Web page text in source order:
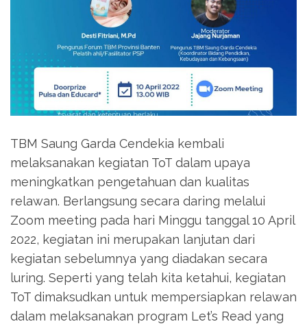
TBM Saung Garda Cendekia kembali
melaksanakan kegiatan ToT dalam upaya
meningkatkan pengetahuan dan kualitas
relawan. Berlangsung secara daring melalui
Zoom meeting pada hari Minggu tanggal 10 April
2022, kegiatan ini merupakan lanjutan dari
kegiatan sebelumnya yang diadakan secara
luring. Seperti yang telah kita ketahui, kegiatan
ToT dimaksudkan untuk mempersiapkan relawan
dalam melaksanakan program Let’s Read yang